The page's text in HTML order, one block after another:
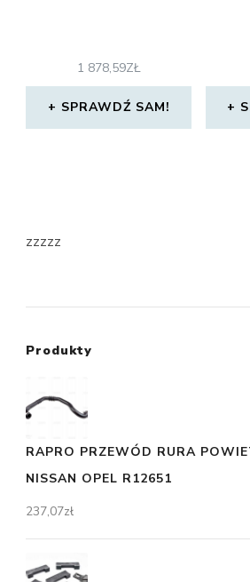
1 878,59ZŁ
SPRAWDŹ SAM!
zzzzz
Produkty
RAPRO PRZEWÓD RURA
NISSAN OPEL R12651
237,07zł